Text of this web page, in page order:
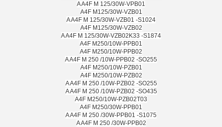
A A4F M 125/30W-VPB01
A4F M125/30W-VZB01
A A4F M 125/30W-VZB01 -S1024
A4F M125/30W-VZB02
A A4F M 125/30W-VZB02K33 -S1874
A4F M250/10W-PPB01
A4F M250/10W-PPB02
A A4F M 250 /10W-PPB02 -SO255
A4F M250/10W-PZB01
A4F M250/10W-PZB02
A A4F M 250 /10W-PZB02 -SO255
A A4F M 250 /10W-PZB02 -SO435
A4F M250/10W-PZB02T03
A4F M250/30W-PPB01
A A4F M 250 /30W-PPB01 -S1075
A A4F M 250 /30W-PPB02